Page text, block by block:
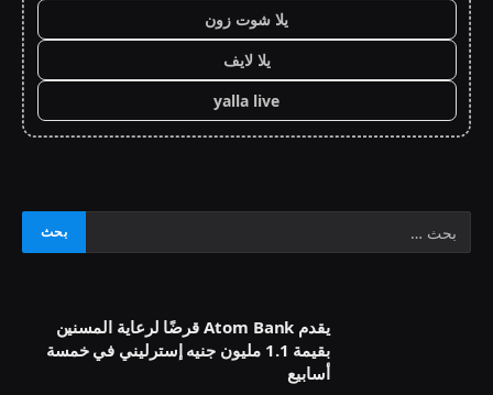
يلا شوت زون
يلا لايف
yalla live
يقدم Atom Bank قرضًا لرعاية المسنين
بقيمة 1.1 مليون جنيه إسترليني في خمسة
أسابيع